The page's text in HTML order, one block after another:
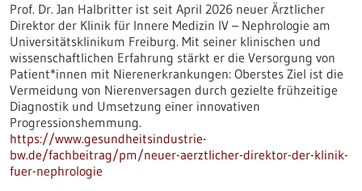
Prof. Dr. Jan Halbritter ist seit April 2026 neuer Ärztlicher
Direktor der Klinik für Innere Medizin IV – Nephrologie am
Universitätsklinikum Freiburg. Mit seiner klinischen und
wissenschaftlichen Erfahrung stärkt er die Versorgung von
Patient*innen mit Nierenerkrankungen: Oberstes Ziel ist die
Vermeidung von Nierenversagen durch gezielte frühzeitige
Diagnostik und Umsetzung einer innovativen
Progressionshemmung.
https://www.gesundheitsindustrie-
bw.de/fachbeitrag/pm/neuer-aerztlicher-direktor-der-klinik-
fuer-nephrologie